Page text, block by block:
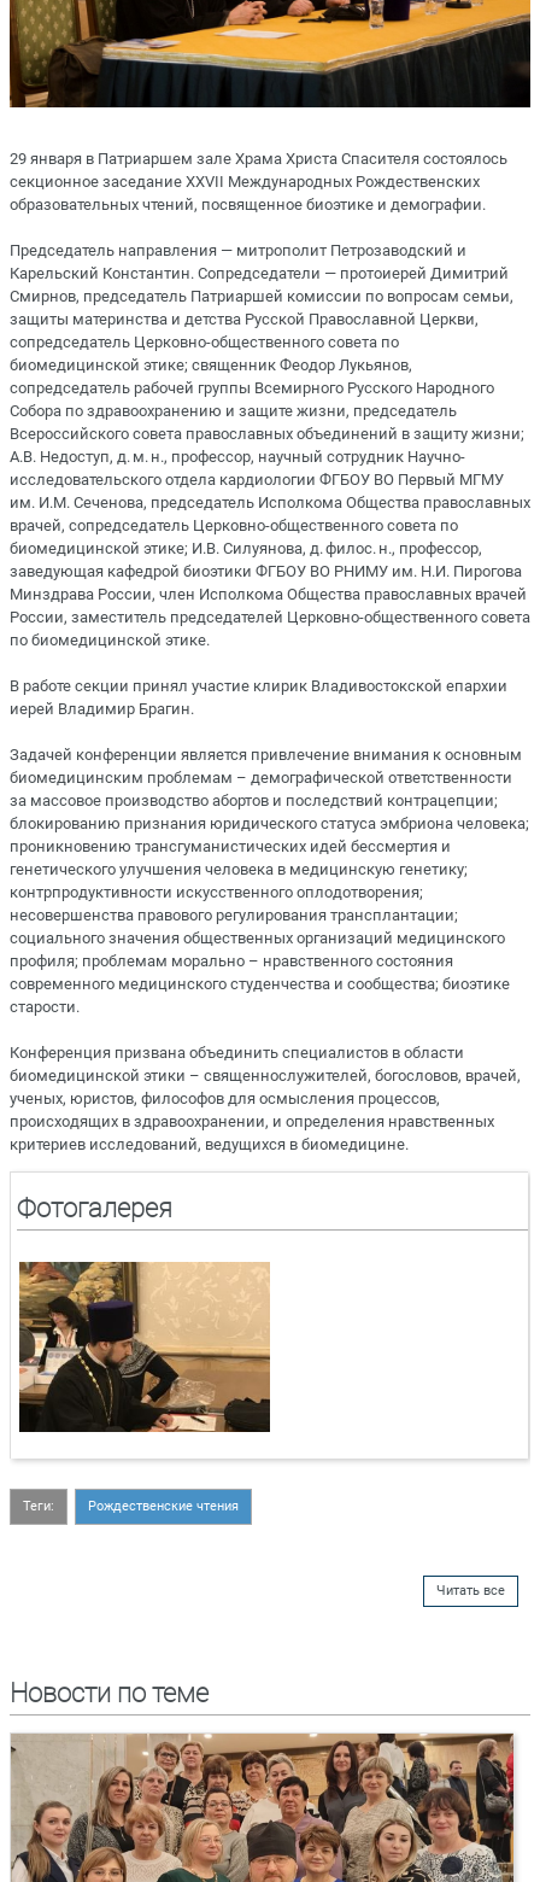
29 января в Патриаршем зале Храма Христа Спасителя состоялось
секционное заседание XXVII Международных Рождественских
образовательных чтений, посвященное биоэтике и демографии.
Председатель направления — митрополит Петрозаводский и
Карельский Константин. Сопредседатели — протоиерей Димитрий
Смирнов, председатель Патриаршей комиссии по вопросам семьи,
защиты материнства и детства Русской Православной Церкви,
сопредседатель Церковно-общественного совета по
биомедицинской этике; священник Феодор Лукьянов,
сопредседатель рабочей группы Всемирного Русского Народного
Собора по здравоохранению и защите жизни, председатель
Всероссийского совета православных объединений в защиту жизни;
А.В. Недоступ, д. м. н., профессор, научный сотрудник Научно-
исследовательского отдела кардиологии ФГБОУ ВО Первый МГМУ
им. И.М. Сеченова, председатель Исполкома Общества православных
врачей, сопредседатель Церковно-общественного совета по
биомедицинской этике; И.В. Силуянова, д. филос. н., профессор,
заведующая кафедрой биоэтики ФГБОУ ВО РНИМУ им. Н.И. Пирогова
Минздрава России, член Исполкома Общества православных врачей
России, заместитель председателей Церковно-общественного совета
по биомедицинской этике.
В работе секции принял участие клирик Владивостокской епархии
иерей Владимир Брагин.
Задачей конференции является привлечение внимания к основным
биомедицинским проблемам – демографической ответственности
за массовое производство абортов и последствий контрацепции;
блокированию признания юридического статуса эмбриона человека;
проникновению трансгуманистических идей бессмертия и
генетического улучшения человека в медицинскую генетику;
контрпродуктивности искусственного оплодотворения;
несовершенства правового регулирования трансплантации;
социального значения общественных организаций медицинского
профиля; проблемам морально – нравственного состояния
современного медицинского студенчества и сообщества; биоэтике
старости.
Конференция призвана объединить специалистов в области
биомедицинской этики – священнослужителей, богословов, врачей,
ученых, юристов, философов для осмысления процессов,
происходящих в здравоохранении, и определения нравственных
критериев исследований, ведущихся в биомедицине.
Фотогалерея
Теги: Рождественские чтения
Читать все
Новости по теме